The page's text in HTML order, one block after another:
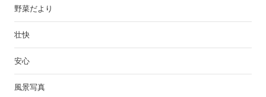
野菜だより
壮快
安心
風景写真